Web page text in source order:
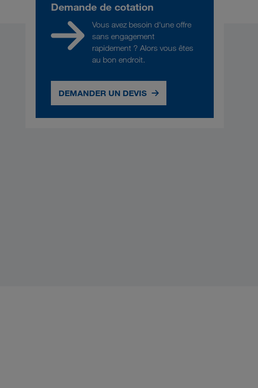
Demande de cotation
Vous avez besoin d'une offre
sans engagement
rapidement ? Alors vous êtes
au bon endroit.
DEMANDER UN DEVIS